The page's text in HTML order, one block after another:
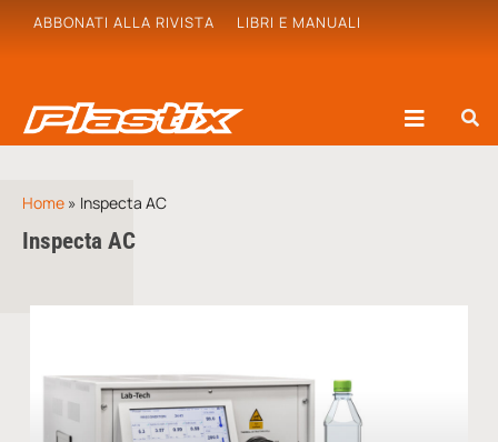
ABBONATI ALLA RIVISTA LIBRI E MANUALI
Home » Inspecta AC
Inspecta AC